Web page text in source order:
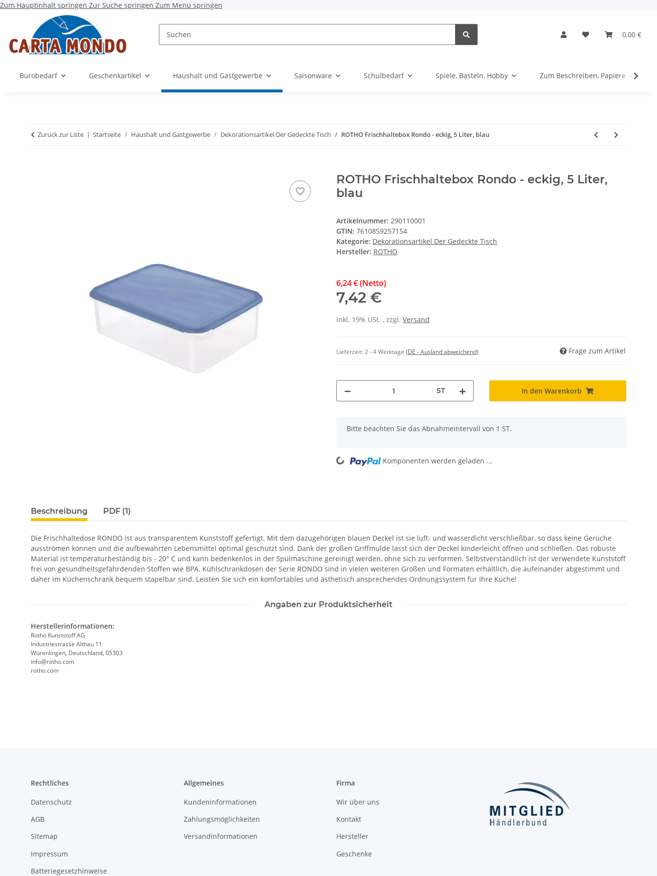
Zum Hauptinhalt springen Zur Suche springen Zum Menü springen
0,00 €
Bürobedarf Geschenkartikel Haushalt und Gastgewerbe Saisonware Schulbedarf Spiele, Basteln, Hobby Zum Beschreiben, Papiere
Zurück zur Liste Startseite Haushalt und Gastgewerbe Dekorationsartikel Der Gedeckte Tisch ROTHO Frischhaltebox Rondo - eckig, 5 Liter, blau
ROTHO Frischhaltebox Rondo - eckig, 5 Liter,
blau
Artikelnummer: 290110001
GTIN: 7610859257154
Kategorie: Dekorationsartikel Der Gedeckte Tisch
Hersteller: ROTHO
6,24 € (Netto)
7,42 €
inkl. 19% USt. , zzgl. Versand
Lieferzeit:2 - 4 Werktage (DE - Ausland abweichend) Frage zum Artikel
ST In den Warenkorb
x
Bitte beachten Sie das Abnahmeintervall von 1 ST.
Loading... Komponenten werden geladen ...
Beschreibung PDF (1)
Die Frischhaltedose RONDO ist aus transparentem Kunststoff gefertigt. Mit dem dazugehörigen blauen Deckel ist sie luft- und wasserdicht verschließbar, so dass keine Gerüche
ausströmen können und die aufbewahrten Lebensmittel optimal geschützt sind. Dank der großen Griffmulde lässt sich der Deckel kinderleicht öffnen und schließen. Das robuste
Material ist temperaturbeständig bis - 20° C und kann bedenkenlos in der Spülmaschine gereinigt werden, ohne sich zu verformen. Selbstverständlich ist der verwendete Kunststoff
frei von gesundheitsgefährdenden Stoffen wie BPA. Kühlschrankdosen der Serie RONDO sind in vielen weiteren Größen und Formaten erhältlich, die aufeinander abgestimmt und
daher im Küchenschrank bequem stapelbar sind. Leisten Sie sich ein komfortables und ästhetisch ansprechendes Ordnungssystem für Ihre Küche!
Angaben zur Produktsicherheit
Herstellerinformationen:
Rotho Kunststoff AG
Industriestrasse Althau 11
Würenlingen, Deutschland, 05303
info@rotho.com
rotho.com
Rechtliches
Datenschutz
AGB
Sitemap
Impressum
Batteriegesetzhinweise
Allgemeines
Kundeninformationen
Zahlungsmöglichkeiten
Versandinformationen
Firma
Wir über uns
Kontakt
Hersteller
Geschenke